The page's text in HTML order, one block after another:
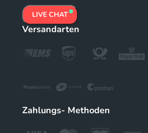
LIVE CHAT
Versandarten
Zahlungs- Methoden